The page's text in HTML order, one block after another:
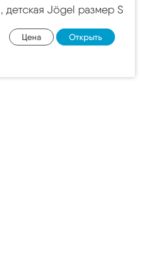
, детская Jögel размер S
Цена Открыть